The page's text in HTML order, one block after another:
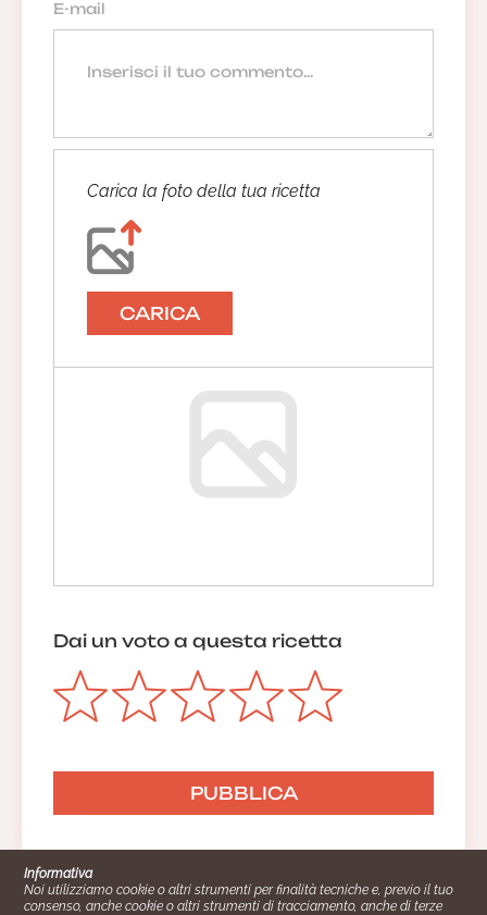
Carica la foto della tua ricetta
CARICA
Dai un voto a questa ricetta
Informativa
Noi utilizziamo cookie o altri strumenti per finalità tecniche e, previo il tuo
consenso, anche cookie o altri strumenti di tracciamento, anche di terze